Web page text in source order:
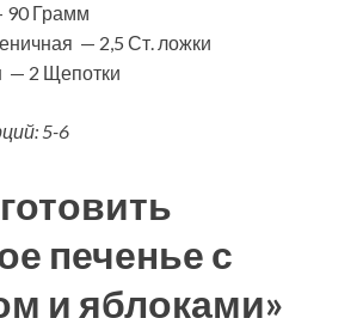
Грамм
— 2,5 Ст. ложки
— 2 Щепотки
5-6
печенье с
и яблоками»